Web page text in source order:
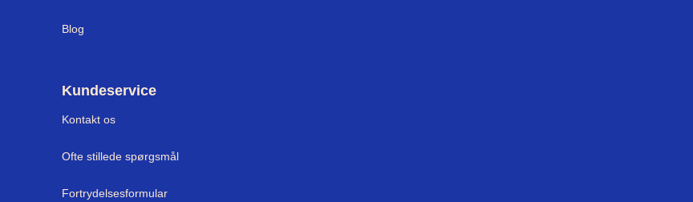
Blog
Kundeservice
Kontakt os
Ofte stillede spørgsmål
Fortrydelsesformular